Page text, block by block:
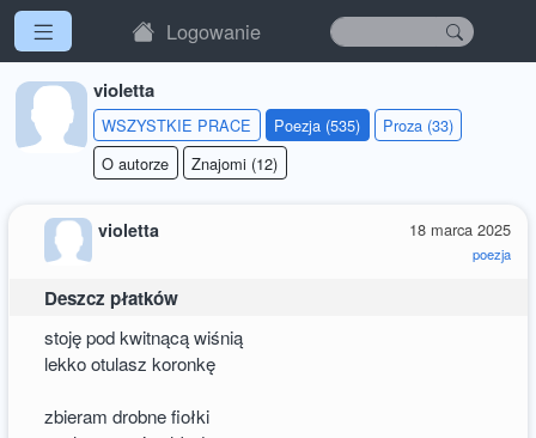
Logowanie
violetta
WSZYSTKIE PRACE Poezja (535)
Proza (33)
O autorze
Znajomi (12)
18 marca 2025
poezja
violetta
Deszcz płatków
stoję pod kwitnącą wiśnią
lekko otulasz koronkę
zbieram drobne fiołki